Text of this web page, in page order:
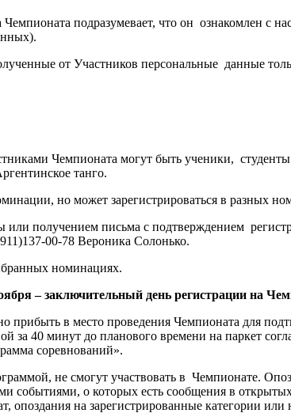
подразумевает, что он ознакомлен с
от Участников персональные данные
Чемпионата могут быть ученики,
танго.
но может зарегистрироваться в разных
получением письма с подтверждением
00-78 Вероника Солонько.
номинациях.
– заключительный день регистрации на
в место проведения Чемпионата для
за 40 минут до планового времени на паркет
соревнований».
не смогут участвовать в Чемпионате.
событиями, о которых есть сообщения в
на зарегистрированные категории или